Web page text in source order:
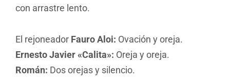
con arrastre lento.
El rejoneador Fauro Aloi: Ovación y oreja.
Ernesto Javier «Calita»: Oreja y oreja.
Román: Dos orejas y silencio.